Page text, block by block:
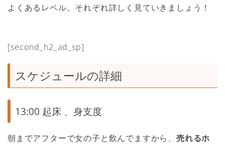
よくあるレベル。それぞれ詳しく見ていきましょう！
[second_h2_ad_sp]
スケジュールの詳細
13:00 起床 、身支度
朝までアフターで女の子と飲んでますから、 売れるホ